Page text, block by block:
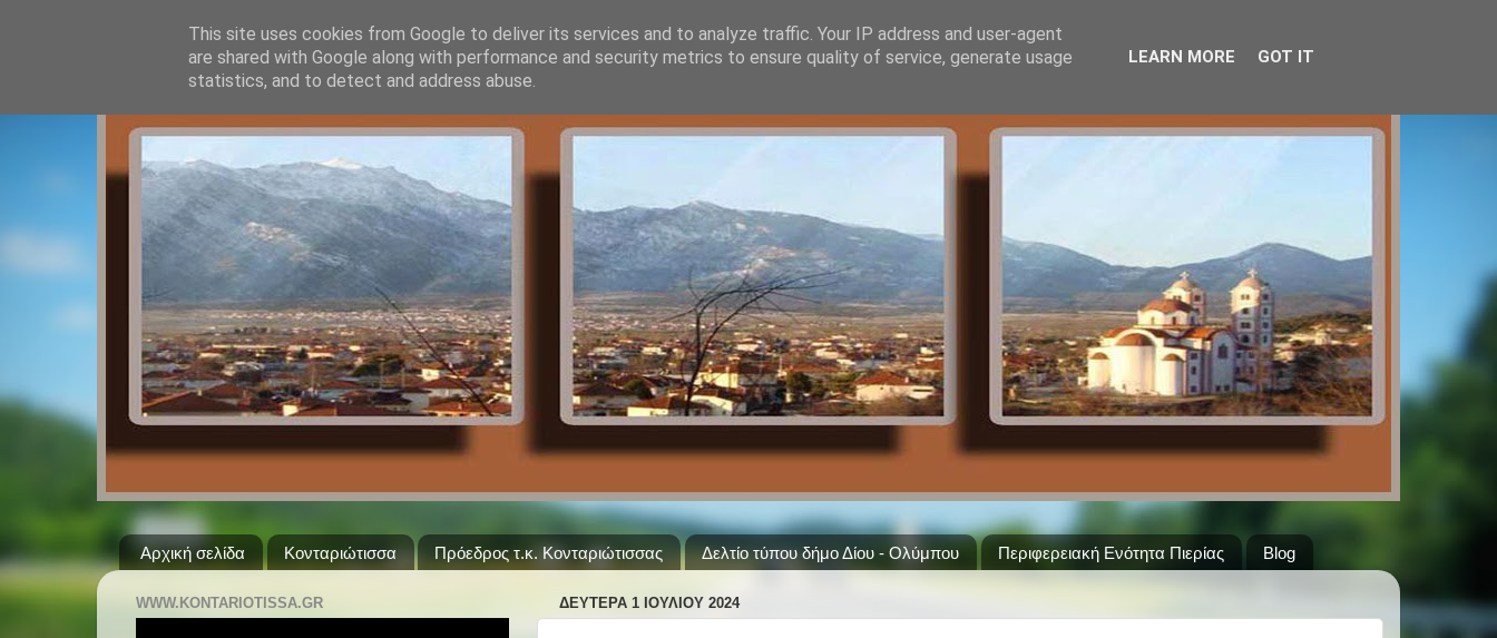
Αρχική σελίδα Κονταριώτισσα Πρόεδρος τ.κ. Κονταριώτισσας Δελτίο τύπου δήμο Δίου - Ολύμπου Περιφερειακή Ενότητα Πιερίας Blog
ΔΕΥΤΈΡΑ 1 ΙΟΥΛΊΟΥ 2024
WWW.KONTARIOTISSA.GR
This site uses cookies from Google to deliver its services and to analyze traffic. Your IP address and user-agent
are shared with Google along with performance and security metrics to ensure quality of service, generate usage
statistics, and to detect and address abuse.
LEARN MORE GOT IT